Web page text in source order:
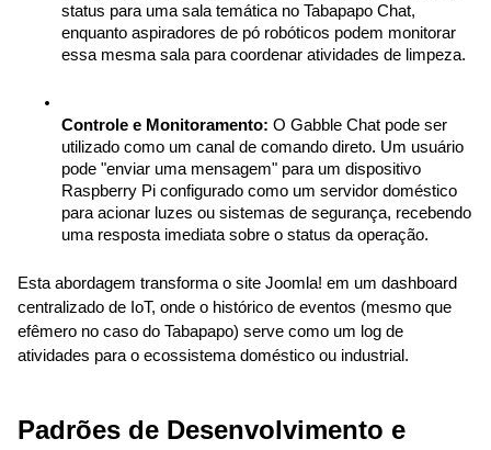
status para uma sala temática no Tabapapo Chat,
enquanto aspiradores de pó robóticos podem monitorar
essa mesma sala para coordenar atividades de limpeza.
Controle e Monitoramento: O Gabble Chat pode ser
utilizado como um canal de comando direto. Um usuário
pode "enviar uma mensagem" para um dispositivo
Raspberry Pi configurado como um servidor doméstico
para acionar luzes ou sistemas de segurança, recebendo
uma resposta imediata sobre o status da operação.
Esta abordagem transforma o site Joomla! em um dashboard
centralizado de IoT, onde o histórico de eventos (mesmo que
efêmero no caso do Tabapapo) serve como um log de
atividades para o ecossistema doméstico ou industrial.
Padrões de Desenvolvimento e